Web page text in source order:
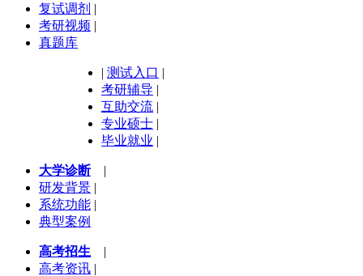
复试调剂 |
考研视频 |
真题库
| 测试入口 |
考研辅导 |
互助交流 |
专业硕士 |
毕业就业 |
大学诊断|
研发背景 |
系统功能 |
典型案例
高考招生 |
高考资讯 |